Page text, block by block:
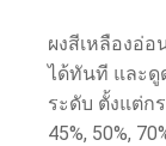
ผงสีเหลืองอ่อ
ได้ทันที และดู
ระดับ ตั้งแต่ก
45%, 50%,